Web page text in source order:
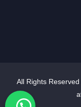
All Rights